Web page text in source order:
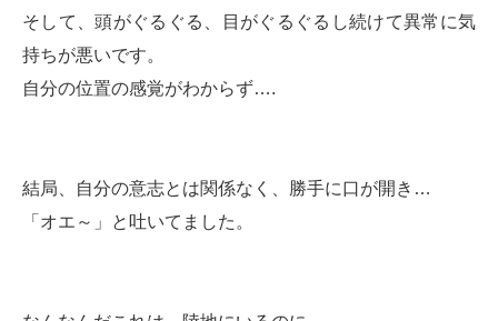
そして、頭がぐるぐる、目がぐるぐるし続けて異常に気
持ちが悪いです。
自分の位置の感覚がわからず….
結局、自分の意志とは関係なく、勝手に口が開き…
「オエ～」と吐いてました。